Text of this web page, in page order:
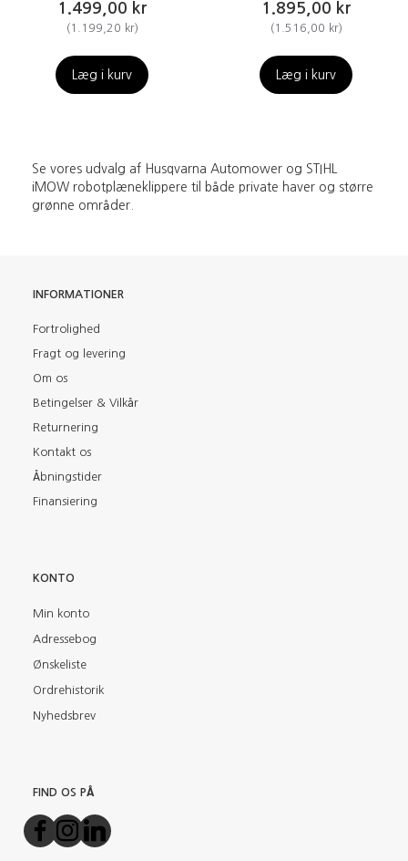
1.499,00 kr
(1.199,20 kr)
Læg i kurv
1.895,00 kr
(1.516,00 kr)
Læg i kurv
Se vores udvalg af Husqvarna Automower og STIHL
iMOW robotplæneklippere til både private haver og større
grønne områder.
INFORMATIONER
Fortrolighed
Fragt og levering
Om os
Betingelser & Vilkår
Returnering
Kontakt os
Åbningstider
Finansiering
KONTO
Min konto
Adressebog
Ønskeliste
Ordrehistorik
Nyhedsbrev
FIND OS PÅ